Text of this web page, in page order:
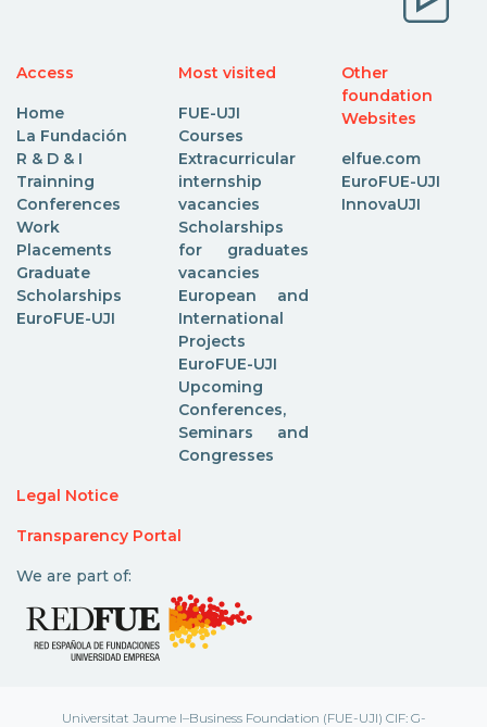
Access
Home
La Fundación
R & D & I
Trainning
Conferences
Work
Placements
Graduate
Scholarships
EuroFUE-UJI
Most visited
FUE-UJI
Courses
Extracurricular
internship
vacancies
Scholarships
for graduates
vacancies
European and
International
Projects
EuroFUE-UJI
Upcoming
Conferences,
Seminars and
Congresses
Other
foundation
Websites
elfue.com
EuroFUE-UJI
InnovaUJI
Legal Notice
Transparency Portal
We are part of:
Universitat Jaume I–Business Foundation (FUE-UJI) CIF: G-